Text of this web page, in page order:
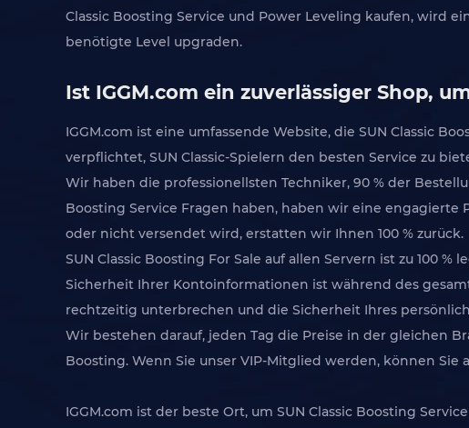
Classic Boosting Service und Power Leveling kaufen, wird
benötigte Level upgraden.
Ist IGGM.com ein zuverlässiger Shop,
IGGM.com ist eine umfassende Website, die SUN Classic
verpflichtet, SUN Classic-Spielern den besten Service zu
Wir haben die professionellsten Techniker, 90 % der
Boosting Service Fragen haben, haben wir eine engagierte
oder nicht versendet wird, erstatten wir Ihnen 100 % zurück.
SUN Classic Boosting For Sale auf allen Servern ist zu 100
Sicherheit Ihrer Kontoinformationen ist während des
rechtzeitig unterbrechen und die Sicherheit Ihres
Wir bestehen darauf, jeden Tag die Preise in der gleichen
Boosting. Wenn Sie unser VIP-Mitglied werden, können Sie
IGGM.com ist der beste Ort, um SUN Classic Boosting